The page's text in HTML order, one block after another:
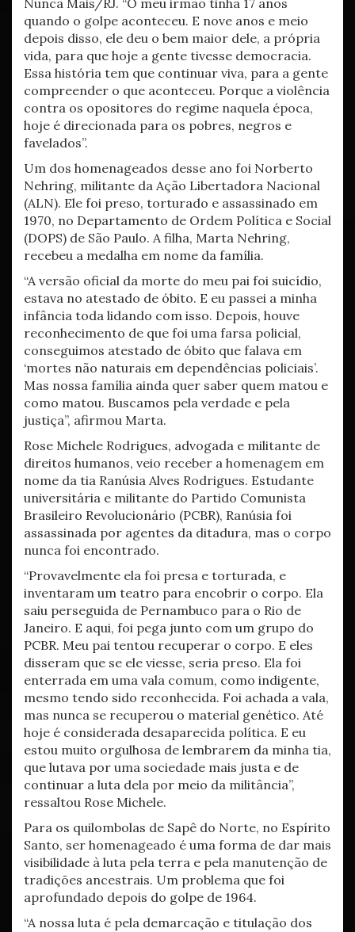
Nunca Mais/RJ. “O meu irmão tinha 17 anos
quando o golpe aconteceu. E nove anos e meio
depois disso, ele deu o bem maior dele, a própria
vida, para que hoje a gente tivesse democracia.
Essa história tem que continuar viva, para a gente
compreender o que aconteceu. Porque a violência
contra os opositores do regime naquela época,
hoje é direcionada para os pobres, negros e
favelados”.
Um dos homenageados desse ano foi Norberto
Nehring, militante da Ação Libertadora Nacional
(ALN). Ele foi preso, torturado e assassinado em
1970, no Departamento de Ordem Política e Social
(DOPS) de São Paulo. A filha, Marta Nehring,
recebeu a medalha em nome da família.
“A versão oficial da morte do meu pai foi suicídio,
estava no atestado de óbito. E eu passei a minha
infância toda lidando com isso. Depois, houve
reconhecimento de que foi uma farsa policial,
conseguimos atestado de óbito que falava em
‘mortes não naturais em dependências policiais’.
Mas nossa família ainda quer saber quem matou e
como matou. Buscamos pela verdade e pela
justiça”, afirmou Marta.
Rose Michele Rodrigues, advogada e militante de
direitos humanos, veio receber a homenagem em
nome da tia Ranúsia Alves Rodrigues. Estudante
universitária e militante do Partido Comunista
Brasileiro Revolucionário (PCBR), Ranúsia foi
assassinada por agentes da ditadura, mas o corpo
nunca foi encontrado.
“Provavelmente ela foi presa e torturada, e
inventaram um teatro para encobrir o corpo. Ela
saiu perseguida de Pernambuco para o Rio de
Janeiro. E aqui, foi pega junto com um grupo do
PCBR. Meu pai tentou recuperar o corpo. E eles
disseram que se ele viesse, seria preso. Ela foi
enterrada em uma vala comum, como indigente,
mesmo tendo sido reconhecida. Foi achada a vala,
mas nunca se recuperou o material genético. Até
hoje é considerada desaparecida política. E eu
estou muito orgulhosa de lembrarem da minha tia,
que lutava por uma sociedade mais justa e de
continuar a luta dela por meio da militância”,
ressaltou Rose Michele.
Para os quilombolas de Sapê do Norte, no Espírito
Santo, ser homenageado é uma forma de dar mais
visibilidade à luta pela terra e pela manutenção de
tradições ancestrais. Um problema que foi
aprofundado depois do golpe de 1964.
“A nossa luta é pela demarcação e titulação dos